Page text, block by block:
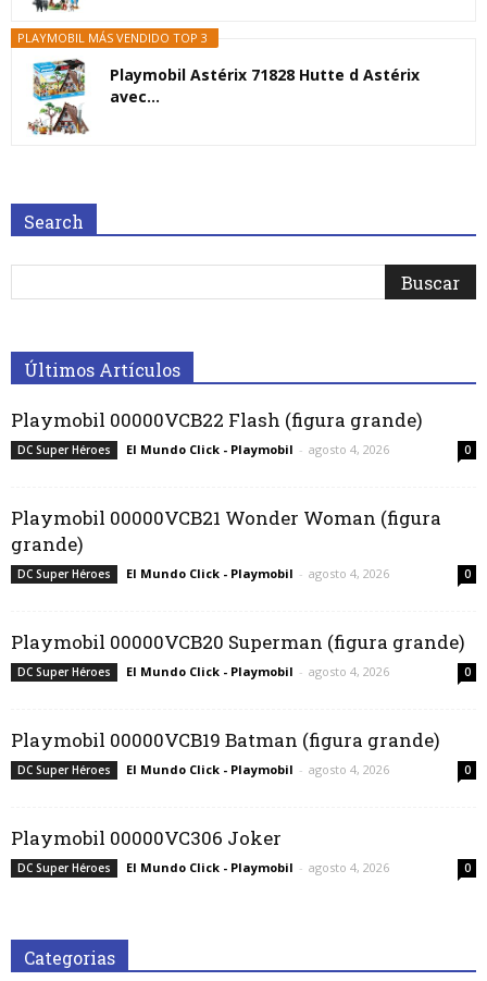
PLAYMOBIL MÁS VENDIDO TOP 3
Playmobil Astérix 71828 Hutte d Astérix
avec...
Search
Últimos Artículos
Playmobil 00000VCB22 Flash (figura grande)
DC Super Héroes El Mundo Click - Playmobil - agosto 4, 2026 0
Playmobil 00000VCB21 Wonder Woman (figura
grande)
DC Super Héroes El Mundo Click - Playmobil - agosto 4, 2026 0
Playmobil 00000VCB20 Superman (figura grande)
DC Super Héroes El Mundo Click - Playmobil - agosto 4, 2026 0
Playmobil 00000VCB19 Batman (figura grande)
DC Super Héroes El Mundo Click - Playmobil - agosto 4, 2026 0
Playmobil 00000VC306 Joker
DC Super Héroes El Mundo Click - Playmobil - agosto 4, 2026 0
Categorias